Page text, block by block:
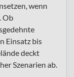
wenn
Ob
Einsatz bis
deckt
Szenarien ab.